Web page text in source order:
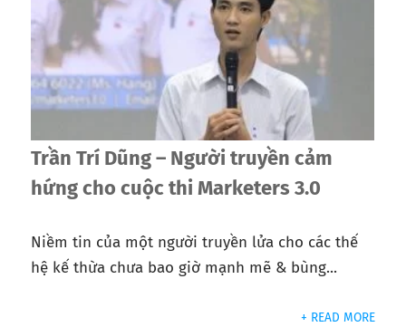
Trần Trí Dũng – Người truyền cảm
hứng cho cuộc thi Marketers 3.0
Niềm tin của một người truyền lửa cho các thế
hệ kế thừa chưa bao giờ mạnh mẽ & bùng...
+ READ MORE